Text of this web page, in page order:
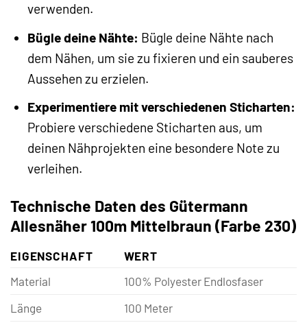
verwenden.
Bügle deine Nähte: Bügle deine Nähte nach
dem Nähen, um sie zu fixieren und ein sauberes
Aussehen zu erzielen.
Experimentiere mit verschiedenen Sticharten:
Probiere verschiedene Sticharten aus, um
deinen Nähprojekten eine besondere Note zu
verleihen.
Technische Daten des Gütermann
Allesnäher 100m Mittelbraun (Farbe 230)
EIGENSCHAFT
WERT
Material
100% Polyester Endlosfaser
Länge
100 Meter